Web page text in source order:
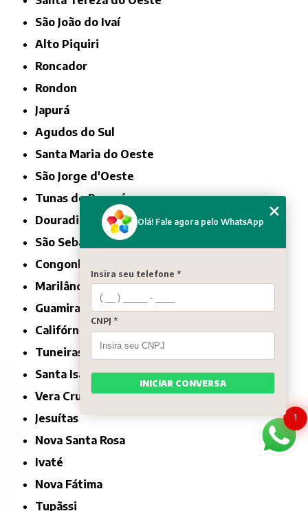
São João do Ivaí
Alto Piquiri
Roncador
Rondon
Japurá
Agudos do Sul
Santa Maria do Oeste
São Jorge d'Oeste
Tunas do Paraná
Douradina
São Sebastião da Amoreira
Congonhinhas
Marilândia do Sul
Guamiranga
Califórnia
Tuneiras do Oeste
Santa Isabel do Ivaí
Vera Cruz do Oeste
Jesuítas
Nova Santa Rosa
Ivaté
Nova Fátima
Tupãssi
1
Olá! Fale agora pelo WhatsApp
Insira seu telefone *
CNPJ *
INICIAR CONVERSA